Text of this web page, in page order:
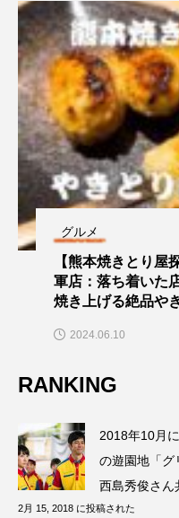
グルメ
【熊本焼きとり屋
軍店：落ち着いた
焼き上げる絶品や
2024.06.10
RANKING
2018年10月
の遊園地「
西島秀俊さん
2月 15, 2018 に投稿された